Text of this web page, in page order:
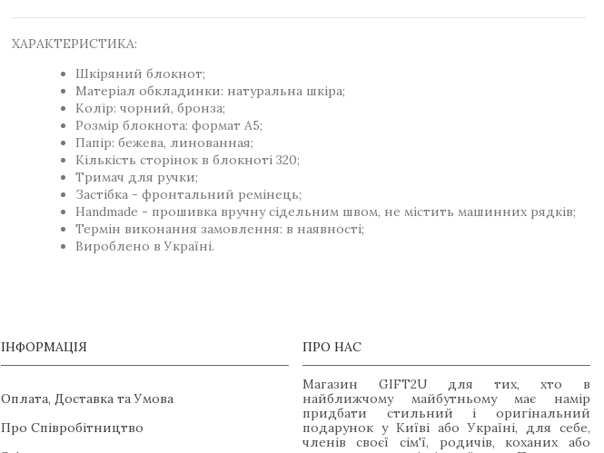
ХАРАКТЕРИСТИКА:
Шкіряний блокнот;
Матеріал обкладинки: натуральна шкіра;
Колір: чорний, бронза;
Розмір блокнота: формат А5;
Папір: бежева, линованная;
Кількість сторінок в блокноті 320;
Тримач для ручки;
Застібка - фронтальний ремінець;
Handmade - прошивка вручну сідельним швом, не містить машинних рядків;
Термін виконання замовлення: в наявності;
Вироблено в Україні.
ІНФОРМАЦІЯ
Оплата, Доставка та Умова
Про Співробітництво
ПРО НАС
Магазин GIFT2U для тих, хто в
найближчому майбутньому має намір
придбати стильний і оригінальний
подарунок у Київі або Україні, для себе,
членів своєї сім'ї, родичів, коханих або